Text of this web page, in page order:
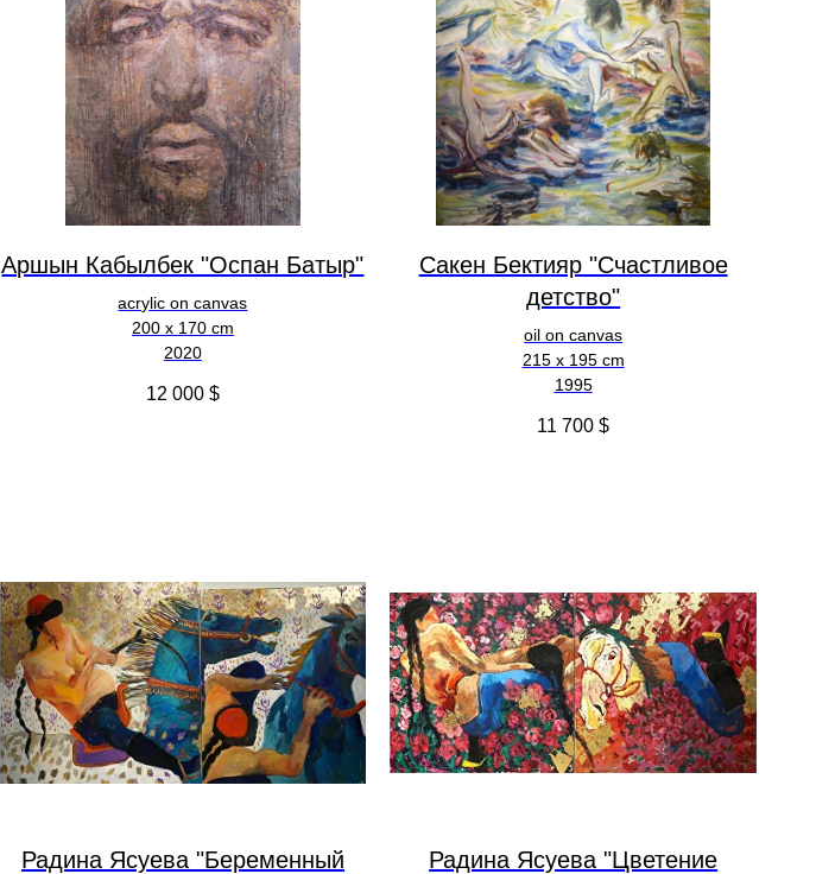
Аршын Кабылбек "Оспан Батыр"
acrylic on canvas
200 x 170 cm
2020
12 000 $
Сакен Бектияр "Счастливое
детство"
oil on canvas
215 x 195 cm
1995
11 700 $
Радина Ясуева "Беременный
Радина Ясуева "Цветение